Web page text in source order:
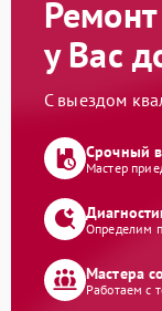
у Вас
С выездом
Срочный
Мастер
Определим
Мастера
Работаем с